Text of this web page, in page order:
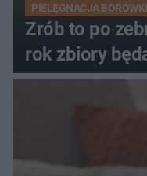
PIELĘGNACJA BORÓWKI
Zrób to po
rok zbiory